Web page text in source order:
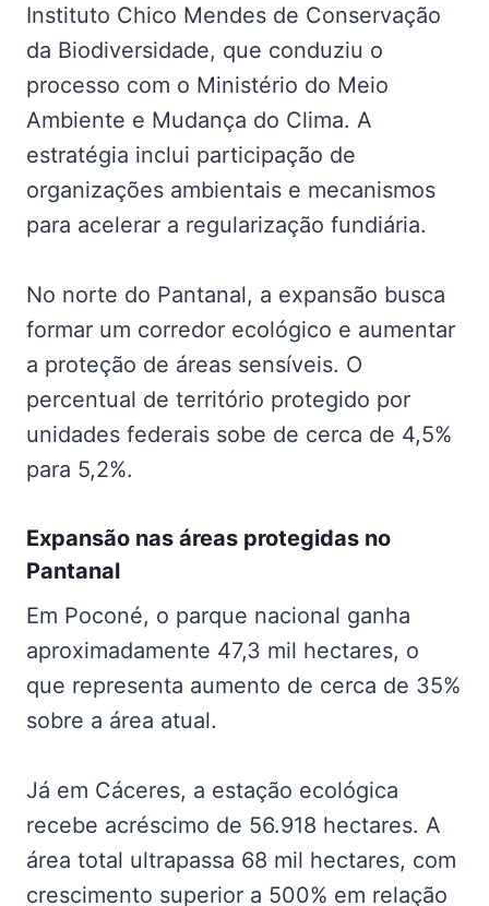
Instituto Chico Mendes de Conservação
da Biodiversidade, que conduziu o
processo com o Ministério do Meio
Ambiente e Mudança do Clima. A
estratégia inclui participação de
organizações ambientais e mecanismos
para acelerar a regularização fundiária.
No norte do Pantanal, a expansão busca
formar um corredor ecológico e aumentar
a proteção de áreas sensíveis. O
percentual de território protegido por
unidades federais sobe de cerca de 4,5%
para 5,2%.
Expansão nas áreas protegidas no
Pantanal
Em Poconé, o parque nacional ganha
aproximadamente 47,3 mil hectares, o
que representa aumento de cerca de 35%
sobre a área atual.
Já em Cáceres, a estação ecológica
recebe acréscimo de 56.918 hectares. A
área total ultrapassa 68 mil hectares, com
crescimento superior a 500% em relação